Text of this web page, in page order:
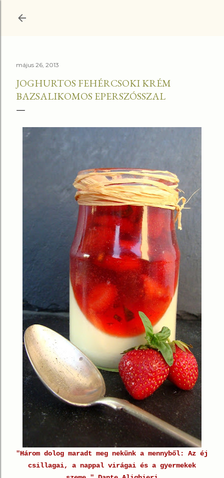
május 26, 2013
JOGHURTOS FEHÉRCSOKI KRÉM
BAZSALIKOMOS EPERSZÓSSZAL
"Három dolog maradt meg nekünk a mennyből: Az éj
csillagai, a nappal virágai és a gyermekek